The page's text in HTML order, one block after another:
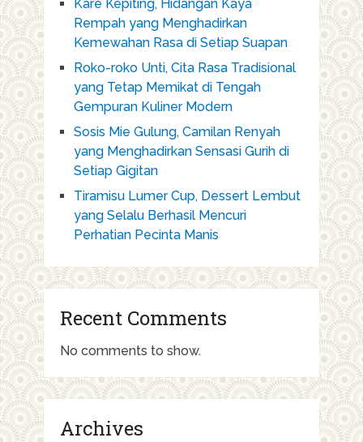
Kare Kepiting, Hidangan Kaya
Rempah yang Menghadirkan
Kemewahan Rasa di Setiap Suapan
Roko-roko Unti, Cita Rasa Tradisional
yang Tetap Memikat di Tengah
Gempuran Kuliner Modern
Sosis Mie Gulung, Camilan Renyah
yang Menghadirkan Sensasi Gurih di
Setiap Gigitan
Tiramisu Lumer Cup, Dessert Lembut
yang Selalu Berhasil Mencuri
Perhatian Pecinta Manis
Recent Comments
No comments to show.
Archives